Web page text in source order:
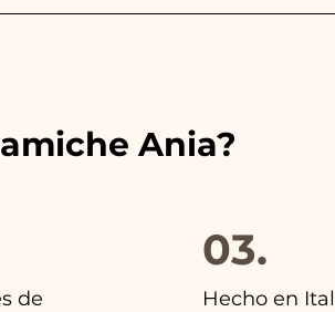
colores de las cintas con los
Ania?
de
03.
Hecho en